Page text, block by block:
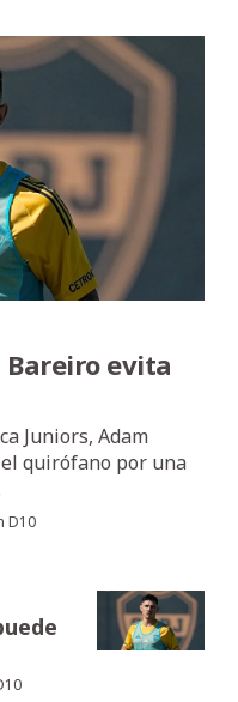
evita
Juniors, Adam
quirófano por una
D10